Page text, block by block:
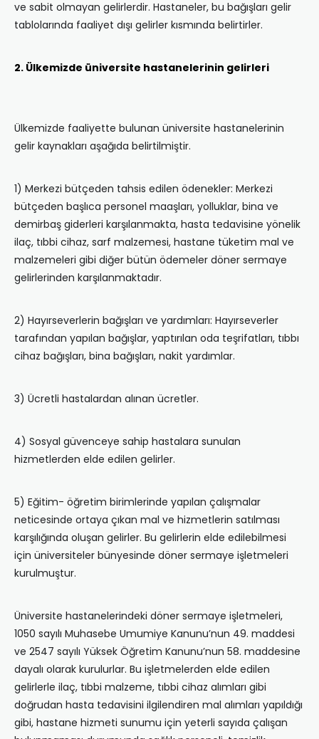
ve sabit olmayan gelirlerdir. Hastaneler, bu bağışları gelir
tablolarında faaliyet dışı gelirler kısmında belirtirler.
2. Ülkemizde üniversite hastanelerinin gelirleri
Ülkemizde faaliyette bulunan üniversite hastanelerinin
gelir kaynakları aşağıda belirtilmiştir.
1) Merkezi bütçeden tahsis edilen ödenekler: Merkezi
bütçeden başlıca personel maaşları, yolluklar, bina ve
demirbaş giderleri karşılanmakta, hasta tedavisine yönelik
ilaç, tıbbi cihaz, sarf malzemesi, hastane tüketim mal ve
malzemeleri gibi diğer bütün ödemeler döner sermaye
gelirlerinden karşılanmaktadır.
2) Hayırseverlerin bağışları ve yardımları: Hayırseverler
tarafından yapılan bağışlar, yaptırılan oda teşrifatları, tıbbı
cihaz bağışları, bina bağışları, nakit yardımlar.
3) Ücretli hastalardan alınan ücretler.
4) Sosyal güvenceye sahip hastalara sunulan
hizmetlerden elde edilen gelirler.
5) Eğitim- öğretim birimlerinde yapılan çalışmalar
neticesinde ortaya çıkan mal ve hizmetlerin satılması
karşılığında oluşan gelirler. Bu gelirlerin elde edilebilmesi
için üniversiteler bünyesinde döner sermaye işletmeleri
kurulmuştur.
Üniversite hastanelerindeki döner sermaye işletmeleri,
1050 sayılı Muhasebe Umumiye Kanunu’nun 49. maddesi
ve 2547 sayılı Yüksek Öğretim Kanunu’nun 58. maddesine
dayalı olarak kurulurlar. Bu işletmelerden elde edilen
gelirlerle ilaç, tıbbi malzeme, tıbbi cihaz alımları gibi
doğrudan hasta tedavisini ilgilendiren mal alımları yapıldığı
gibi, hastane hizmeti sunumu için yeterli sayıda çalışan